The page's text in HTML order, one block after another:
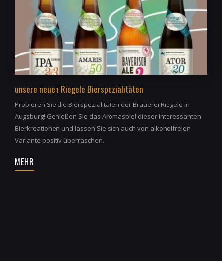
unsere neuen Riegele Bierspezialitäten
Probieren Sie die Bierspezialitäten der Brauerei Riegele in
Augsburg! Genießen Sie das Aromaspiel dieser interessanten
Bierkreationen und lassen Sie sich auch von alkoholfreien
Variante positiv überraschen.
MEHR